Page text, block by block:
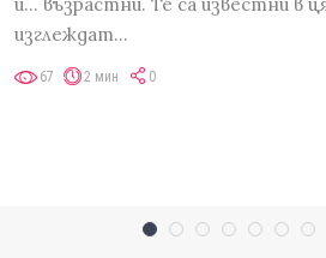
изглеждат…
67 2 мин 0